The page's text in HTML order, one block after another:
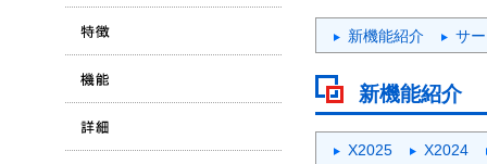
新機能紹介 サ
新機能紹介
X2025
X2024